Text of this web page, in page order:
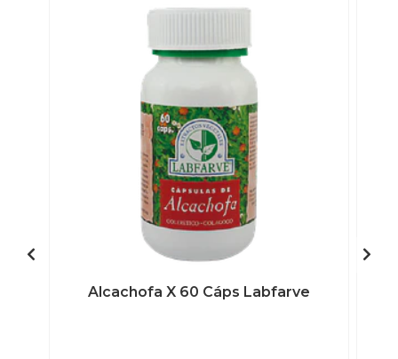
Alcachofa X 60 Cáps Labfarve